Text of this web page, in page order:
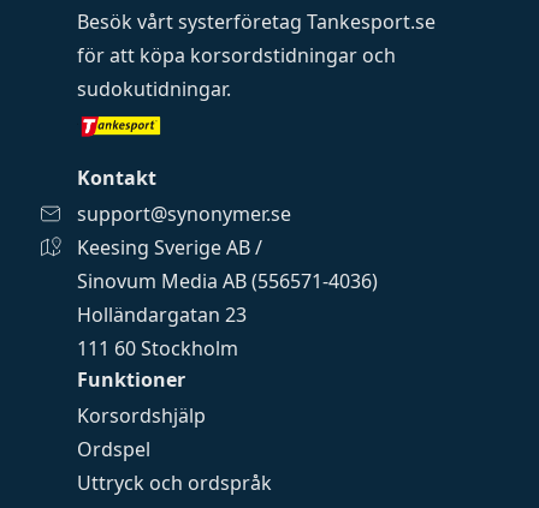
Funktioner
Korsordshjälp
Ordspel
Uttryck och ordspråk
Besök vårt systerföretag Tankesport.se
för att köpa korsordstidningar och
sudokutidningar.
Kontakt
support@synonymer.se
Keesing Sverige AB /
Sinovum Media AB (556571-4036)
Holländargatan 23
111 60 Stockholm